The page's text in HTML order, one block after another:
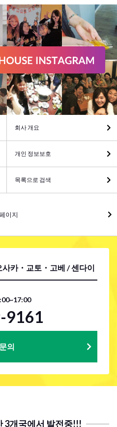
카・교토・고베 / 센다이
9161
문의
회사 개요
개인 정보보호
목록으로 검색
이지
3개국에서 발전중!!!